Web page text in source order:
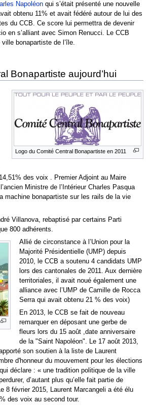
Napoléonqui s’était présenté une nouvelle
obtenu 11% et avait fédéré autour de lui des
du CCB. Ce score lui permettra de devenir
en s’alliant avec Simon Renucci. Le CCB
bonapartiste de l’île.
Bonapartiste aujourd’hui
Logo du Comité Central Bonapartiste en 2011
des voix . Premier Adjoint au Maire
Ministre de l’Intérieur Charles Pasqua
machine bonapartiste sur les rails de la vie
Villanova, rebaptisé par certains Parti
800 adhérents.
Allié de circonstance à l’Union pour la
Majorité Présidentielle (UMP) depuis
2010, le CCB a soutenu 4 candidats UMP
lors des cantonales de 2011. Aux dernière
territoriales, il avait noué également une
alliance avec l’UMP de Camille de Rocca
Serra qui avait obtenu 21 % des voix)
En 2013, le CCB se fait de nouveau
remarquer en déposant une gerbe de
fleurs lors du 15 août ,date anniversaire
de la "Saint Napoléon". Le 17 août 2013,
son soutien à la liste de Laurent
d'honneur du mouvement pour les élections
déclare : « une tradition politique de la ville
d’autant plus qu’elle fait partie de
8 février 2015, Laurent Marcangeli a été élu
des voix au second tour.